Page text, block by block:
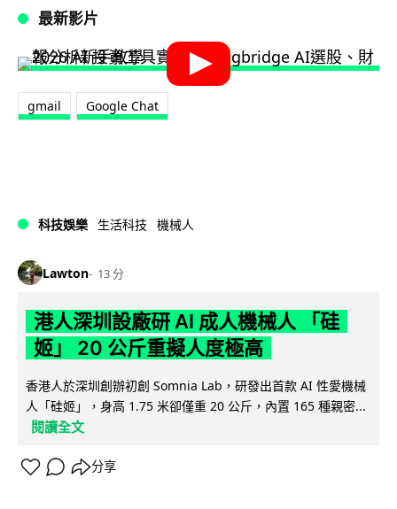
最新影片
gmail Google Chat
科技娛樂 生活科技 機械人
Lawton 13 分
港人深圳設廠研 AI 成人機械人 「硅
姬」 20 公斤重擬人度極高
香港人於深圳創辦初創 Somnia Lab，研發出首款 AI 性愛機械
人「硅姬」，身高 1.75 米卻僅重 20 公斤，內置 165 種親密...
閱讀全文
分享